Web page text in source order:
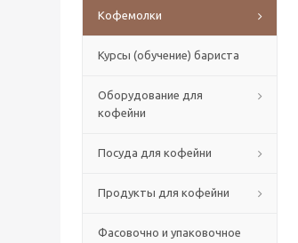
Кофемолки
Курсы (обучение) бариста
Оборудование для
кофейни
Посуда для кофейни
Продукты для кофейни
Фасовочно и упаковочное